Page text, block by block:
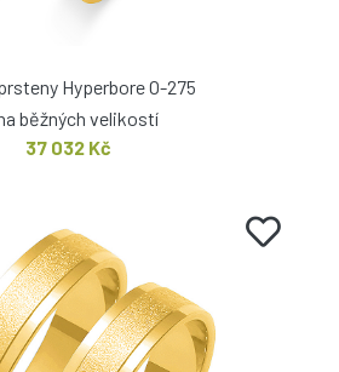
Hyperbore O-275
běžných velikostí
37 032 Kč